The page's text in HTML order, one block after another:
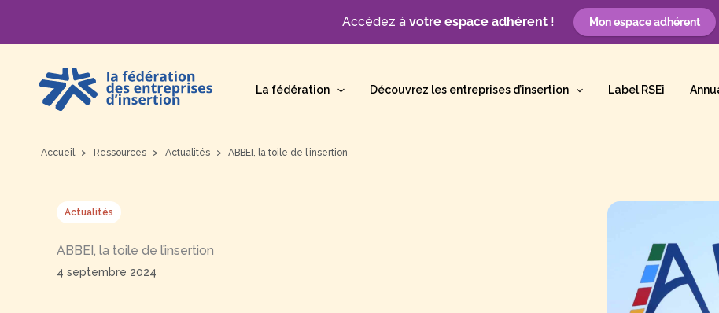
Accédez à votre espace adhérent! Mon espace adhérent
contenu
La fédération Découvrez les entreprises d’insertion Label RSEi
Accueil Ressources Actualités ABBEI, la toile de l’insertion
Actualités
ABBEI, la toile de l’insertion
4 septembre 2024